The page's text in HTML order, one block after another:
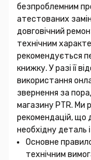
безпроблемним
атестованих
довговічний
технічним
рекомендується
книжку. У разі її
використання
звернення за
магазину PTR. Ми
рекомендацій, що
необхідну деталь
Основне
технічним